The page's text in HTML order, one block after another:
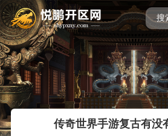
传奇世界手游复古有没